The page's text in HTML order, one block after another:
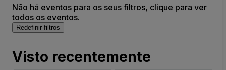
Não há eventos para os seus filtros, clique para ver
todos os eventos.
Redefinir filtros
Visto recentemente